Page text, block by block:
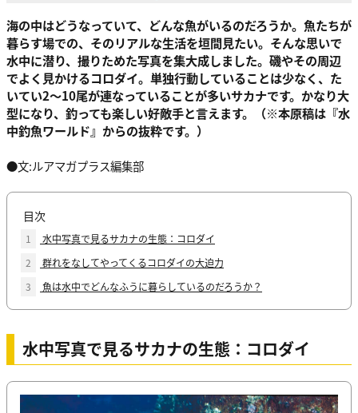
海の中はどうなっていて、どんな魚がいるのだろうか。魚たちが
暮らす場での、そのリアルな生活を垣間見たい。そんな思いで
水中に潜り、撮りためた写真を集大成しました。磯やその周辺
でよく見かけるコロダイ。単独行動していることは少なく、た
いてい2～10尾が連なっていることが多いサカナです。かなり大
型になり、釣っても楽しい好敵手と言えます。（※本原稿は『水
中釣魚ワールド』からの抜粋です。）
●文:ルアマガプラス編集部
目次
1
水中写真で見るサカナの生態：コロダイ
2
群れをなしてやってくるコロダイの大迫力
3
魚は水中でどんなふうに暮らしているのだろうか？
水中写真で見るサカナの生態：コロダイ